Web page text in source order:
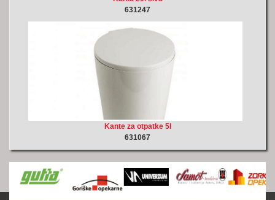
631247
Kante za otpatke 5l
631067